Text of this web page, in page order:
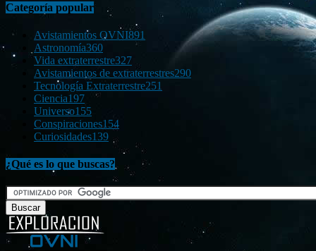
Categoría popular
Avistamientos OVNI891
Astronomía360
Vida extraterrestre327
Avistamientos de extraterrestres290
Tecnología Extraterrestre251
Ciencia197
Universo155
Conspiraciones154
Curiosidades139
¿Qué es lo que buscas?